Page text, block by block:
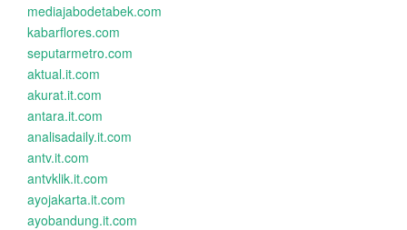
mediajabodetabek.com
kabarflores.com
seputarmetro.com
aktual.it.com
akurat.it.com
antara.it.com
analisadaily.it.com
antv.it.com
antvklik.it.com
ayojakarta.it.com
ayobandung.it.com